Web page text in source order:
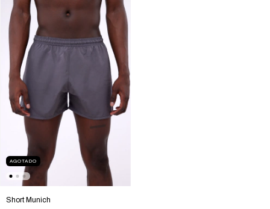
AGOTADO
Short Munich